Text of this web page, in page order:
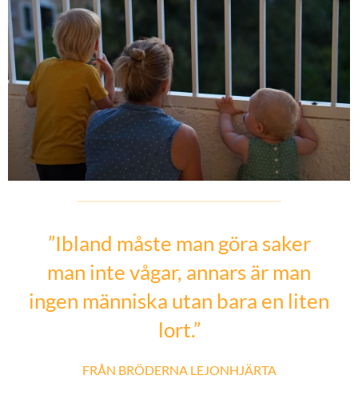
”Ibland måste man göra saker
man inte vågar, annars är man
ingen människa utan bara en liten
lort.”
FRÅN BRÖDERNA LEJONHJÄRTA